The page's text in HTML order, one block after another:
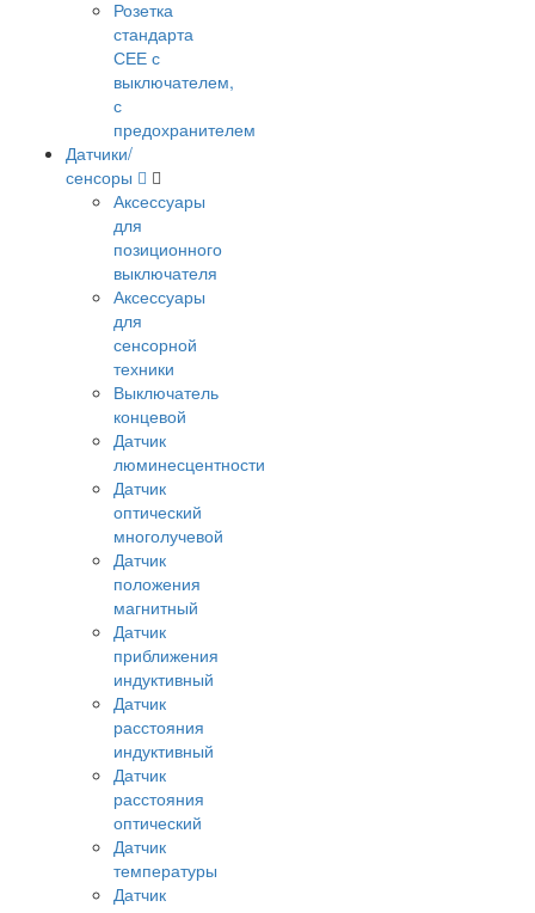
Розетка
стандарта
СЕЕ с
выключателем,
с
предохранителем
Датчики/
сенсоры
Аксессуары
для
позиционного
выключателя
Аксессуары
для
сенсорной
техники
Выключатель
концевой
Датчик
люминесцентности
Датчик
оптический
многолучевой
Датчик
положения
магнитный
Датчик
приближения
индуктивный
Датчик
расстояния
индуктивный
Датчик
расстояния
оптический
Датчик
температуры
Датчик